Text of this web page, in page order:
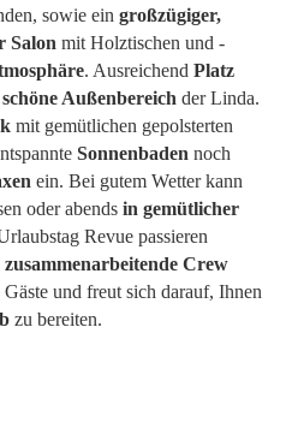
sowie ein großzügiger,
Salon mit Holztischen und -
. Ausreichend Platz
schöne Außenbereich der Linda.
mit gemütlichen gepolsterten
Sonnenbaden noch
ein. Bei gutem Wetter kann
oder abends in gemütlicher
Revue passieren
Crew
und freut sich darauf, Ihnen
zu bereiten.